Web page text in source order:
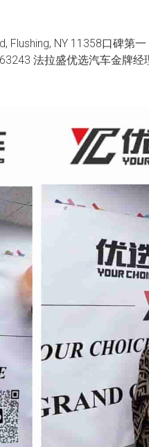
Flushing, NY 11358口碑第
法拉盛优选汽车金牌